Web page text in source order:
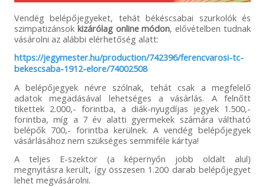
Vendég belépőjegyeket, tehát békéscsabai szurkolók és
szimpatizánsok kizárólag online módon, elővételben tudnak
vásárolni az alábbi elérhetőség alatt:
https://jegymester.hu/production/742396/ferencvarosi-tc-
bekescsaba-1912-elore/74002508
A belépőjegyek névre szólnak, tehát csak a megfelelő
adatok megadásával lehetséges a vásárlás. A felnőtt
tikettek 2.000,- forintba, a diák-nyugdíjas jegyek 1.500,-
forintba, míg a 7 év alatti gyermekek számára váltható
belépők 700,- forintba kerülnek. A vendég belépőjegyek
vásárlásához nem szükséges semmiféle kártya!
A teljes E-szektor (a képernyőn jobb oldalt alul)
megnyitásra került, így összesen 1.200 darab belépőjegyet
lehet megvásárolni.